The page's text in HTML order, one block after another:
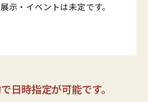
示・イベントは未定です。
日時指定が可能です。